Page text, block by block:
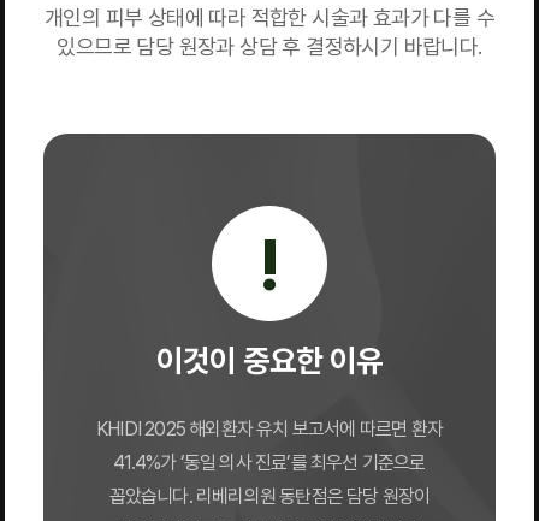
개인의 피부 상태에 따라 적합한 시술과 효과가 다를 수
있으므로 담당 원장과 상담 후 결정하시기 바랍니다.
!
이것이 중요한 이유
KHIDI 2025 해외환자 유치 보고서에 따르면 환자
41.4%가 ‘동일 의사 진료’를 최우선 기준으로
꼽았습니다. 리베리의원 동탄점은 담당 원장이